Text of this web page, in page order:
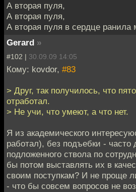
А вторая пуля,
А вторая пуля,
А вторая пуля в сердце ранила
Gerard »
#102 | 30.09.09 14:05
Кому: kovdor, #83
> Друг, так получилось, что
отработал.
> Не учи, что умеют, а что нет.
Я из академического
работал), без подъебки - часто
подложенного ствола по
бы потом выставлять их в
своим поступкам? И не проще
- что бы совсем вопросов не